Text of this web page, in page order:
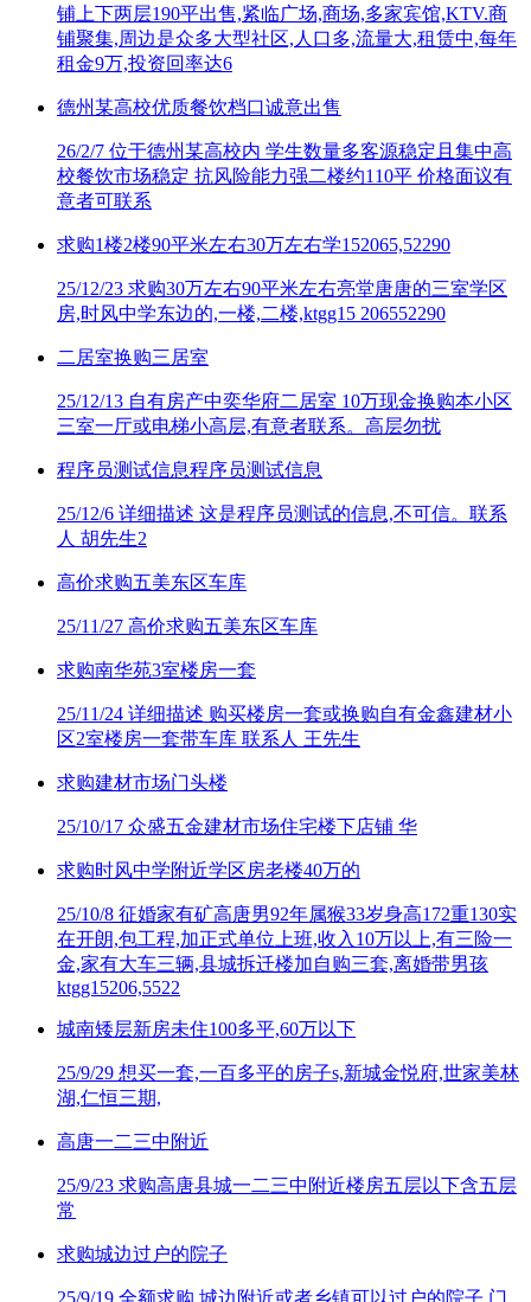
铺上下两层190平出售,紧临广场,商场,多家宾馆,KTV.商
铺聚集,周边是众多大型社区,人口多,流量大,租赁中,每年
租金9万,投资回率达6
德州某高校优质餐饮档口诚意出售
26/2/7 位于德州某高校内 学生数量多客源稳定且集中高
校餐饮市场稳定 抗风险能力强二楼约110平 价格面议有
意者可联系
求购1楼2楼90平米左右30万左右学152065,52290
25/12/23 求购30万左右90平米左右亮堂唐唐的三室学区
房,时风中学东边的,一楼,二楼,ktgg15 206552290
二居室换购三居室
25/12/13 自有房产中奕华府二居室 10万现金换购本小区
三室一厅或电梯小高层,有意者联系。高层勿扰
程序员测试信息程序员测试信息
25/12/6 详细描述 这是程序员测试的信息,不可信。联系
人 胡先生2
高价求购五美东区车库
25/11/27 高价求购五美东区车库
求购南华苑3室楼房一套
25/11/24 详细描述 购买楼房一套或换购自有金鑫建材小
区2室楼房一套带车库 联系人 王先生
求购建材市场门头楼
25/10/17 众盛五金建材市场住宅楼下店铺 华
求购时风中学附近学区房老楼40万的
25/10/8 征婚家有矿高唐男92年属猴33岁身高172重130实
在开朗,包工程,加正式单位上班,收入10万以上,有三险一
金,家有大车三辆,县城拆迁楼加自购三套,离婚带男孩
ktgg15206,5522
城南矮层新房未住100多平,60万以下
25/9/29 想买一套,一百多平的房子s,新城金悦府,世家美林
湖,仁恒三期,
高唐一二三中附近
25/9/23 求购高唐县城一二三中附近楼房五层以下含五层
常
求购城边过户的院子
25/9/19 全额求购 城边附近或者乡镇可以过户的院子 门